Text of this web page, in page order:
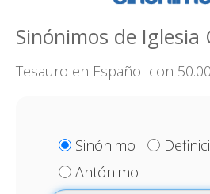
Sinónimos de Iglesia
Tesauro en Español con
Sinónimo
Antónimo